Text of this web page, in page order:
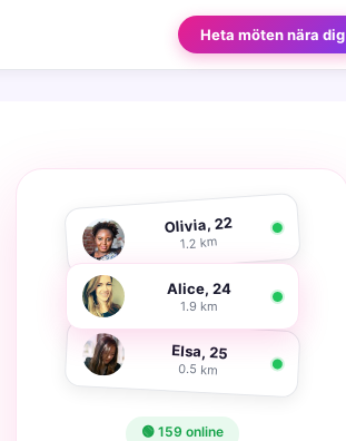
Heta möten nära dig
Olivia, 22
1.2 km
Alice, 24
1.9 km
Elsa, 25
0.5 km
🟢 159 online